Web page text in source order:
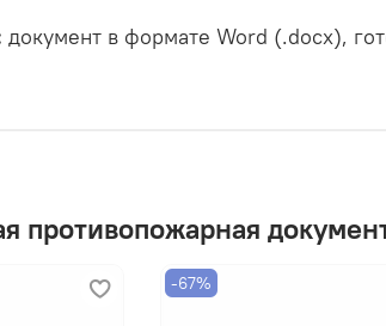
документ в формате Word (.docx),
противопожарная
-67%